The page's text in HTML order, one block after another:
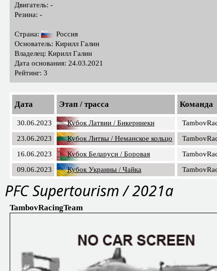
Двигатель: -
Резина: -
Страна:
Россия
Основатель: Кирилл Галин
Владелец: Кирилл Галин
Дата основания: 24.03.2021
Рейтинг: 3
Дата Этап / трасса Команда
30.06.2023 Кубок Латвии / Бикерниеки
23.06.2023
Кубок Литвы / Неманское кольцо
16.06.2023
Кубок Беларуси / Боровая
09.06.2023
Кубок Украины / Чайка
PFC Supertourism / 2021a
TambovRacingTeam